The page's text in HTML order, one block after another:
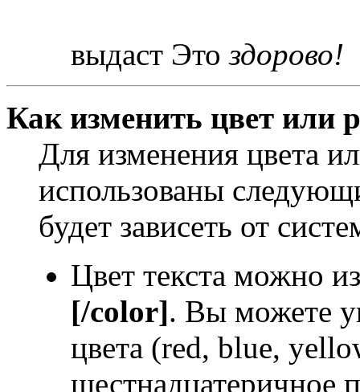
выдаст Этоздорово!
Как изменить цвет или
Для изменения цвета
использованы
будет зависеть от
Цвет текста можно
[/color]. Вы можете
цвета (red, blue,
шестнадцатеричное